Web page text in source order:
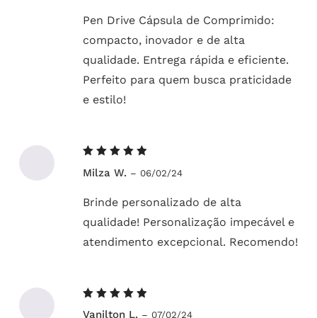
Pen Drive Cápsula de Comprimido:
compacto, inovador e de alta
qualidade. Entrega rápida e eficiente.
Perfeito para quem busca praticidade
e estilo!
5de 5
Milza W. – 06/02/24
Brinde personalizado de alta
qualidade! Personalização impecável e
atendimento excepcional. Recomendo!
Vanilton L. – 07/02/24